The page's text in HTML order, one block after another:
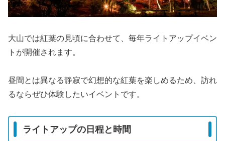
大山では紅葉の見頃に合わせて、毎年ライトアップイベン
トが開催されます。
昼間とは異なる静寂で幻想的な紅葉を楽しめるため、訪れ
るならぜひ体験したいイベントです。
ライトアップの日程と時間